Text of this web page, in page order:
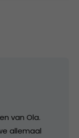
van Ola.
allemaal